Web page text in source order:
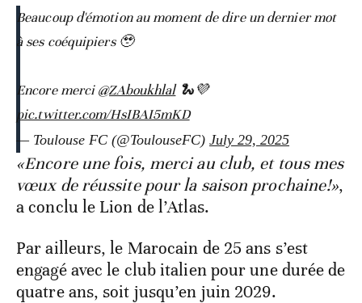
Beaucoup d'émotion au moment de dire un dernier mot
à ses coéquipiers 🥹
Encore merci@ZAboukhlal🐍💜
pic.twitter.com/HsIBAI5mKD
— Toulouse FC (@ToulouseFC) July 29, 2025
«Encore une fois, merci au club, et tous mes
vœux de réussite pour la saison prochaine!»,
a conclu le Lion de l’Atlas.
Par ailleurs, le Marocain de 25 ans s’est
engagé avec le club italien pour une durée de
quatre ans, soit jusqu’en juin 2029.